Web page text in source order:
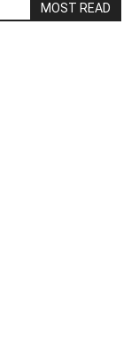
MOST READ